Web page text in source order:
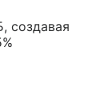
создавая